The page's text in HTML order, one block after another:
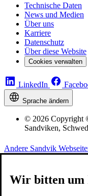
Technische Daten
News und Medien
Über uns
Karriere
Datenschutz
Über diese Website
Cookies verwalten
LinkedIn
Sprache ändern
© 2026 Copyright
Sandviken,
Andere Sandvik
Wir bitten um